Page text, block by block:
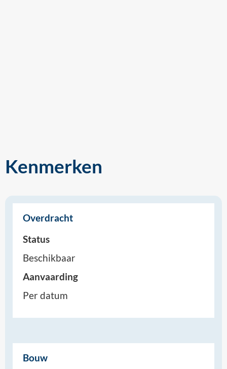
Kenmerken
Overdracht
Status
Beschikbaar
Aanvaarding
Per datum
Bouw